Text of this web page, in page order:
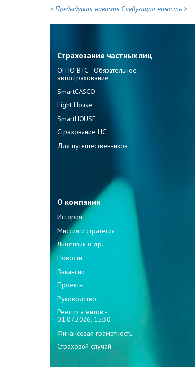
< Предыдущая новость Следующая новость >
Страхование частных лиц
ОГПО ВТС - Обязательное
автострахование
SmartCASCO
Light House
SmartHOUSE
Страхование НС
Для путешественников
О компании
История
Миссия и стратегия
Лицензии и др.
Новости
Вакансии
Проекты
Руководство
Реестр агентов -
01.07.2026, 15:30
Финансовая грамотность
Страховой случай